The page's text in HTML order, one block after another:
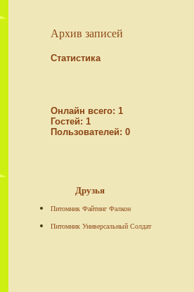
Архив записей
Статистика
Онлайн всего: 1
Гостей: 1
Пользователей: 0
Друзья
Питомник Файтинг Фалкон
Питомник Универсальный Солдат